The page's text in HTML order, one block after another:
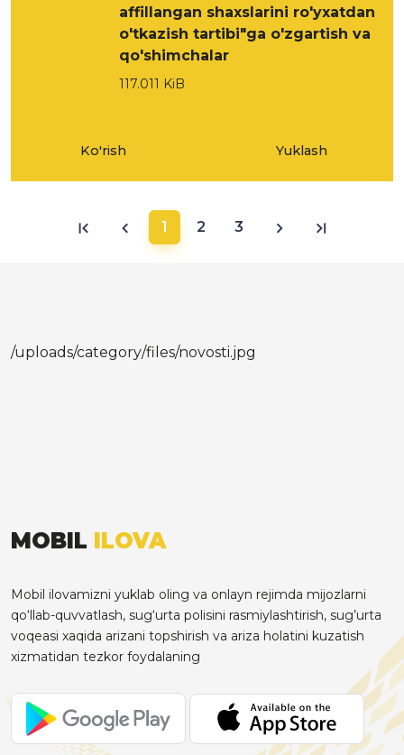
affillangan shaxslarini ro'yxatdan
o'tkazish tartibi"ga o'zgartish va
qo'shimchalar
117.011 KiB
Ko'rish Yuklash
1 2 3
/uploads/category/files/novosti.jpg
MOBIL ILOVA
Mobil ilovamizni yuklab oling va onlayn rejimda mijozlarni
qo‘llab-quvvatlash, sug‘urta polisini rasmiylashtirish, sug’urta
voqeasi xaqida arizani topshirish va ariza holatini kuzatish
xizmatidan tezkor foydalaning